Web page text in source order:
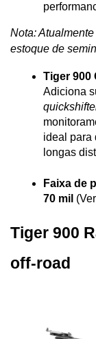
Nota:
estoque de
Tiger 900
Adiciona
ideal para
longas
Faixa de
70 mil
Tiger 900
off-road